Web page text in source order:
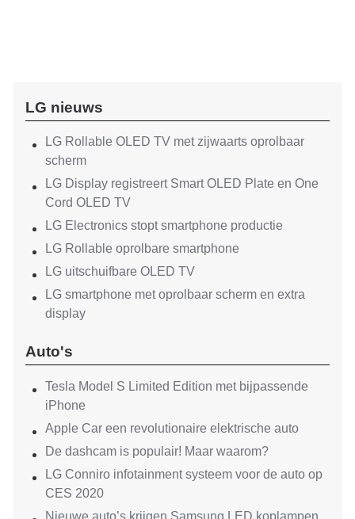
LG nieuws
LG Rollable OLED TV met zijwaarts oprolbaar
scherm
LG Display registreert Smart OLED Plate en One
Cord OLED TV
LG Electronics stopt smartphone productie
LG Rollable oprolbare smartphone
LG uitschuifbare OLED TV
LG smartphone met oprolbaar scherm en extra
display
Auto's
Tesla Model S Limited Edition met bijpassende
iPhone
Apple Car een revolutionaire elektrische auto
De dashcam is populair! Maar waarom?
LG Conniro infotainment systeem voor de auto op
CES 2020
Nieuwe auto’s krijgen Samsung LED koplampen